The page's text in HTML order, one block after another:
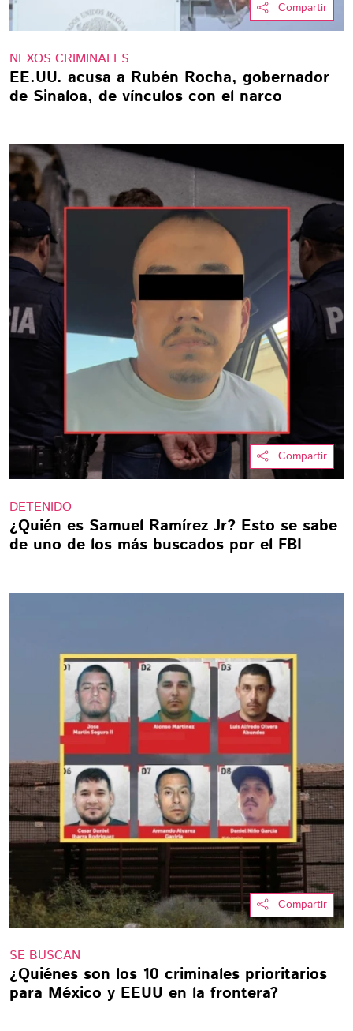
Compartir
NEXOS CRIMINALES
EE.UU. acusa a Rubén Rocha, gobernador
de Sinaloa, de vínculos con el narco
Compartir
DETENIDO
¿Quién es Samuel Ramírez Jr? Esto se sabe
de uno de los más buscados por el FBI
Compartir
SE BUSCAN
¿Quiénes son los 10 criminales prioritarios
para México y EEUU en la frontera?